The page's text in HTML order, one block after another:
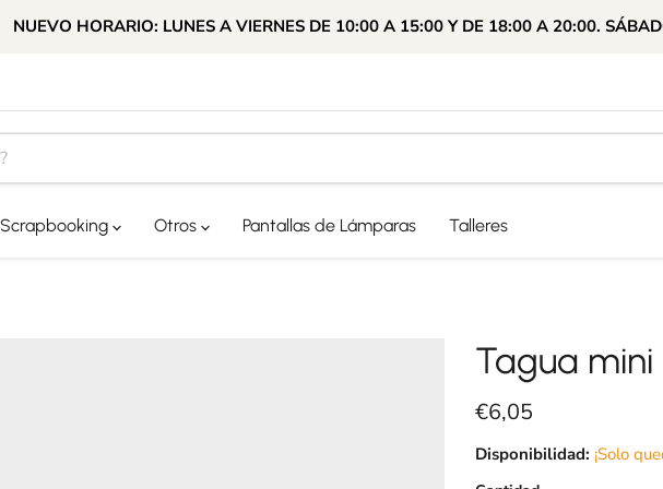
NUEVO HORARIO: LUNES A VIERNES DE 10:00 A 15:00 Y DE 18:00 A 20:00.
Scrapbooking Otros Pantallas de Lámparas Talleres
Tagua mini
Precio actual
€6,05
Disponibilidad: ¡Solo